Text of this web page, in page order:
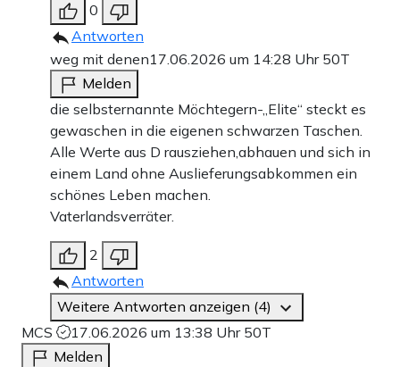
0
Antworten
weg mit denen17.06.2026 um 14:28 Uhr 50T
Melden
die selbsternannte Möchtegern-„Elite“ steckt es
gewaschen in die eigenen schwarzen Taschen.
Alle Werte aus D rausziehen,abhauen und sich in
einem Land ohne Auslieferungsabkommen ein
schönes Leben machen.
Vaterlandsverräter.
2
Antworten
Weitere Antworten anzeigen (4)
MCS
17.06.2026 um 13:38 Uhr 50T
Melden